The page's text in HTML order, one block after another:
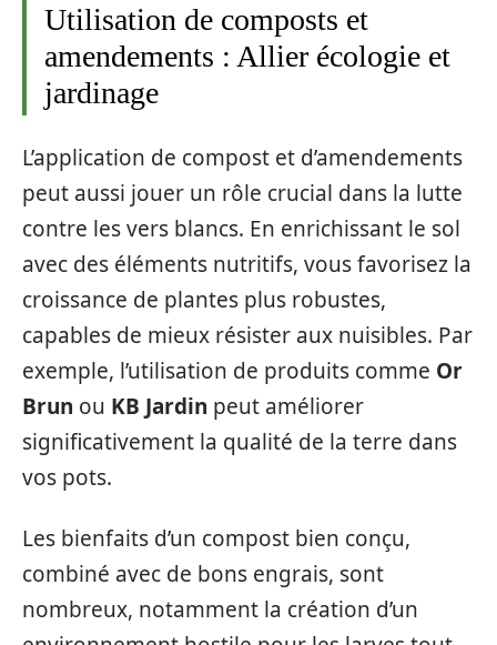
Utilisation de composts et
amendements : Allier écologie et
jardinage
L’application de compost et d’amendements
peut aussi jouer un rôle crucial dans la lutte
contre les vers blancs. En enrichissant le sol
avec des éléments nutritifs, vous favorisez la
croissance de plantes plus robustes,
capables de mieux résister aux nuisibles. Par
exemple, l’utilisation de produits comme Or
Brun ou KB Jardin peut améliorer
significativement la qualité de la terre dans
vos pots.
Les bienfaits d’un compost bien conçu,
combiné avec de bons engrais, sont
nombreux, notamment la création d’un